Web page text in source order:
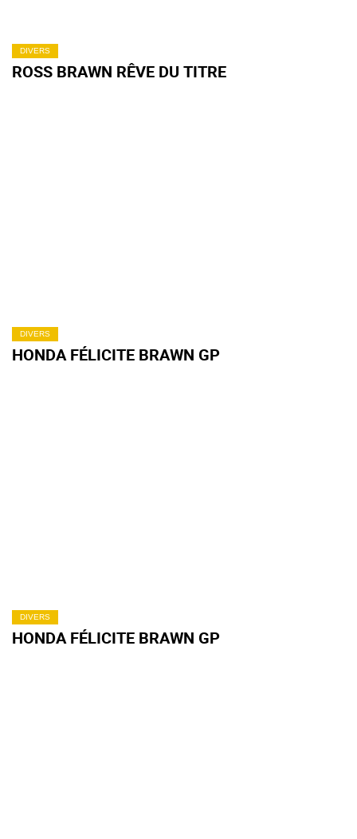
DIVERS
ROSS BRAWN RÊVE DU TITRE
DIVERS
HONDA FÉLICITE BRAWN GP
DIVERS
HONDA FÉLICITE BRAWN GP